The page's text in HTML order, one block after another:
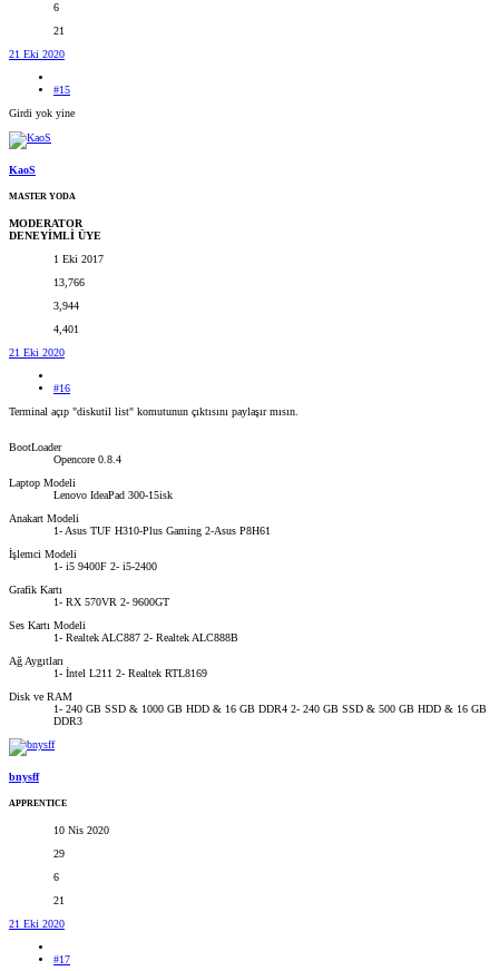
6
21
21 Eki 2020
#15
Girdi yok yine
KaoS
MASTER YODA
MODERATOR
DENEYİMLİ ÜYE
1 Eki 2017
13,766
3,944
4,401
21 Eki 2020
#16
Terminal açıp "diskutil list" komutunun çıktısını paylaşır mısın.
BootLoader
Opencore 0.8.4
Laptop Modeli
Lenovo IdeaPad 300-15isk
Anakart Modeli
1- Asus TUF H310-Plus Gaming 2-Asus P8H61
İşlemci Modeli
1- i5 9400F 2- i5-2400
Grafik Kartı
1- RX 570VR 2- 9600GT
Ses Kartı Modeli
1- Realtek ALC887 2- Realtek ALC888B
Ağ Aygıtları
1- İntel L211 2- Realtek RTL8169
Disk ve RAM
1- 240 GB SSD & 1000 GB HDD & 16 GB DDR4 2- 240 GB SSD & 500 GB HDD & 16 GB
DDR3
bnysff
APPRENTICE
10 Nis 2020
29
6
21
21 Eki 2020
#17